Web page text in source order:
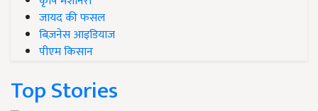
जायद की फसल
बिज़नेस आइडियाज
पीएम किसान
Top Stories